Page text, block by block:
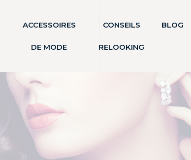
ACCESSOIRES
DE MODE
CONSEILS
RELOOKING
BLOG